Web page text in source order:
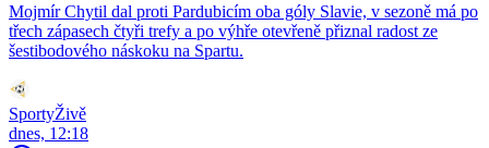
Mojmír Chytil dal proti Pardubicím oba góly Slavie, v sezoně má po
třech zápasech čtyři trefy a po výhře otevřeně přiznal radost ze
šestibodového náskoku na Spartu.
SportyŽivě
dnes, 12:18